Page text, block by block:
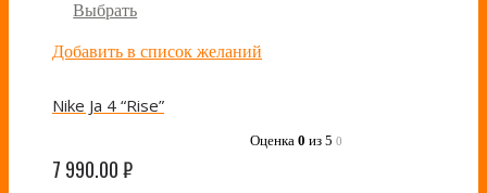
Выбрать
Добавить в список желаний
Nike Ja 4 “Rise”
Оценка 0 из 5 0
7 990.00₽